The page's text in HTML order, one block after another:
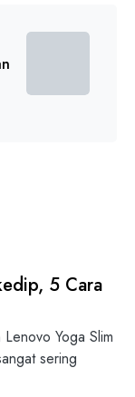
5 Cara
Yoga Slim
sering